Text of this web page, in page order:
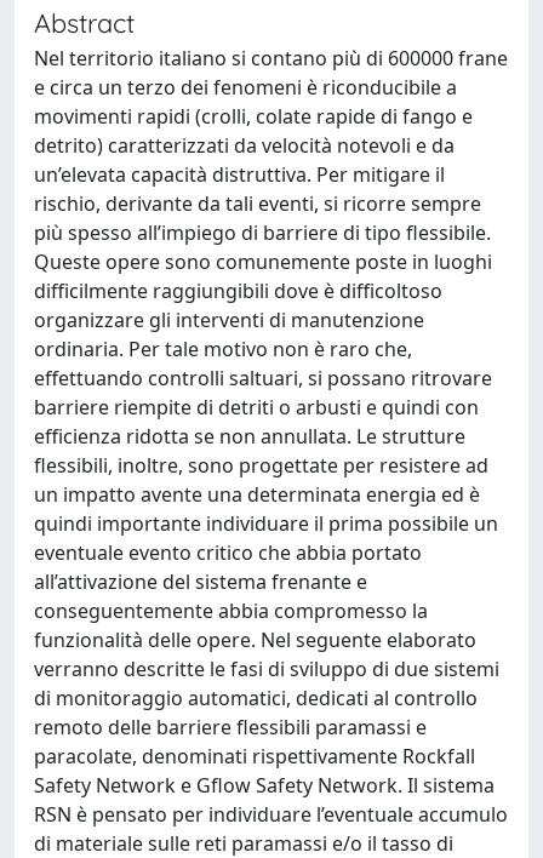
Abstract
Nel territorio italiano si contano più di 600000 frane
e circa un terzo dei fenomeni è riconducibile a
movimenti rapidi (crolli, colate rapide di fango e
detrito) caratterizzati da velocità notevoli e da
un’elevata capacità distruttiva. Per mitigare il
rischio, derivante da tali eventi, si ricorre sempre
più spesso all’impiego di barriere di tipo flessibile.
Queste opere sono comunemente poste in luoghi
difficilmente raggiungibili dove è difficoltoso
organizzare gli interventi di manutenzione
ordinaria. Per tale motivo non è raro che,
effettuando controlli saltuari, si possano ritrovare
barriere riempite di detriti o arbusti e quindi con
efficienza ridotta se non annullata. Le strutture
flessibili, inoltre, sono progettate per resistere ad
un impatto avente una determinata energia ed è
quindi importante individuare il prima possibile un
eventuale evento critico che abbia portato
all’attivazione del sistema frenante e
conseguentemente abbia compromesso la
funzionalità delle opere. Nel seguente elaborato
verranno descritte le fasi di sviluppo di due sistemi
di monitoraggio automatici, dedicati al controllo
remoto delle barriere flessibili paramassi e
paracolate, denominati rispettivamente Rockfall
Safety Network e Gflow Safety Network. Il sistema
RSN è pensato per individuare l’eventuale accumulo
di materiale sulle reti paramassi e/o il tasso di